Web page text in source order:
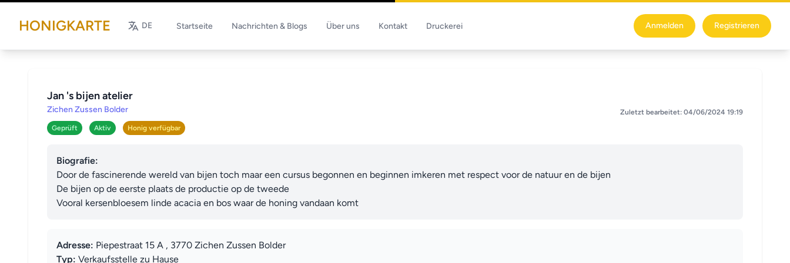
HONIGKARTE DE Startseite Nachrichten & Blogs Über uns Kontakt Druckerei Anmelden Registrieren
Jan 's bijen atelier
Zichen Zussen Bolder
Geprüft Aktiv Honig verfügbar
Zuletzt bearbeitet: 04/06/2024 19:19
Biografie:
Door de fascinerende wereld van bijen toch maar een cursus begonnen en beginnen imkeren met respect voor de natuur en de bijen
De bijen op de eerste plaats de productie op de tweede
Vooral kersenbloesem linde acacia en bos waar de honing vandaan komt
Adresse: Piepestraat 15 A , 3770 Zichen Zussen Bolder
Typ: Verkaufsstelle zu Hause